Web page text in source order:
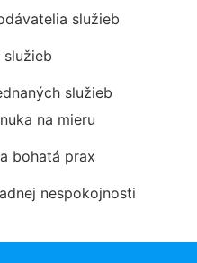
služieb
služieb
na mieru
bohatá prax
nespokojnosti